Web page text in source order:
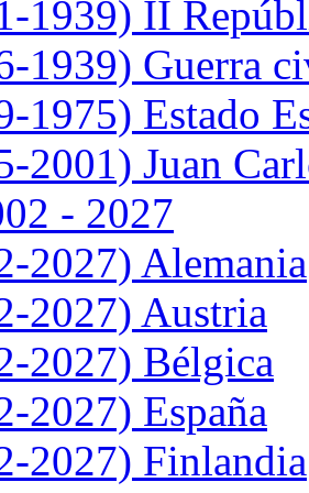
1939) II
1939) Guerra
1975) Estado
2001) Juan
- 2027
2027) Alemania
2027) Austria
2027) Bélgica
2027) España
2027) Finlandia